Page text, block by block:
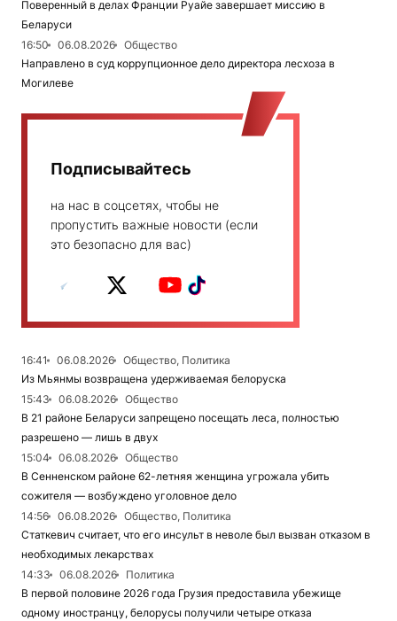
Поверенный в делах Франции Руайе завершает миссию в
Беларуси
16:50
06.08.2026
Общество
Направлено в суд коррупционное дело директора лесхоза в
Могилеве
Подписывайтесь
на нас в соцсетях, чтобы не
пропустить важные новости (если
это безопасно для вас)
16:41 06.08.2026
Общество, Политика
Из Мьянмы возвращена удерживаемая белоруска
15:43
06.08.2026
Общество
В 21 районе Беларуси запрещено посещать леса, полностью
разрешено — лишь в двух
15:04
06.08.2026
Общество
В Сенненском районе 62-летняя женщина угрожала убить
сожителя — возбуждено уголовное дело
14:56
06.08.2026
Общество, Политика
Статкевич считает, что его инсульт в неволе был вызван отказом в
необходимых лекарствах
14:33
06.08.2026
Политика
В первой половине 2026 года Грузия предоставила убежище
одному иностранцу, белорусы получили четыре отказа